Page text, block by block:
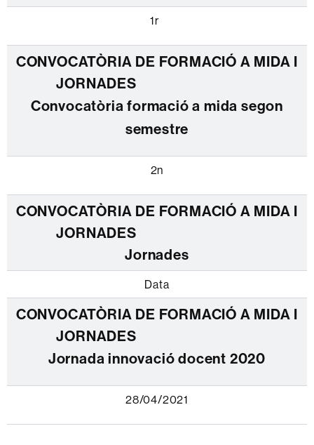
1r
Convocatòria formació a mida segon
semestre
2n
Jornades
Data
Jornada innovació docent 2020
28/04/2021